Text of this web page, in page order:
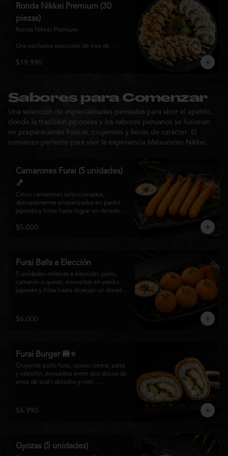
y sabor, ideal para compartir entre 3 y 4
Ronda Nikkei Premium (30
piezas)
Ronda Nikkei Premium
Una exclusiva selección de tres de
elaborados con ingredientes frescos y
pensada para compartir y descubrir la
esencia de Matsumoto Nikkei en cada
bocado.
$19.990
Sabores para Comenzar
Una selección de especialidades pensadas para abrir el apetito,
donde la tradición japonesa y los sabores peruanos se fusionan
en preparaciones frescas, crujientes y llenas de carácter. El
comienzo perfecto para vivir la experiencia Matsumoto Nikkei.
Camarones Furai (5 unidades)
🍤
Cinco camarones seleccionados,
delicadamente empanizados en panko
japonés y fritos hasta lograr un dorado
por dentro, acompañados de nuestra
nikkei.
$5.000
Furai Balls a Elección
5 unidades rellenas a elección: pollo,
camarón o queso, envueltas en panko
japonés y fritas hasta alcanzar un dorado
$6.000
Furai Burger 🍔⭐
Crujiente pollo furai, queso crema, palta
y cebollín, envueltos entre dos discos de
arroz de sushi dorados y nori.
tradición japonesa con el sabor nikkei en
cada bocado.
$6.990
Gyozas (5 unidades)